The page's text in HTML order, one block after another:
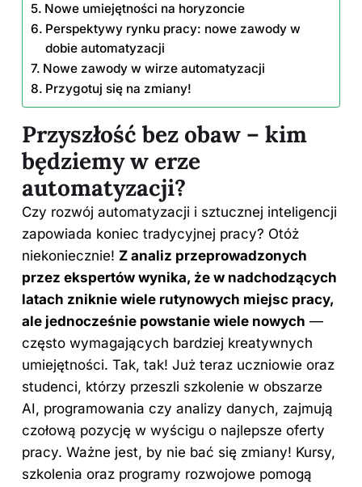
Nowe umiejętności na horyzoncie
Perspektywy rynku pracy: nowe zawody w
dobie automatyzacji
Nowe zawody w wirze automatyzacji
Przygotuj się na zmiany!
Przyszłość bez obaw – kim
będziemy w erze
automatyzacji?
Czy rozwój automatyzacji i sztucznej inteligencji
zapowiada koniec tradycyjnej pracy? Otóż
niekoniecznie! Z analiz przeprowadzonych
przez ekspertów wynika, że w nadchodzących
latach zniknie wiele rutynowych miejsc pracy,
ale jednocześnie powstanie wiele nowych —
często wymagających bardziej kreatywnych
umiejętności. Tak, tak! Już teraz uczniowie oraz
studenci, którzy przeszli szkolenie w obszarze
AI, programowania czy analizy danych, zajmują
czołową pozycję w wyścigu o najlepsze oferty
pracy. Ważne jest, by nie bać się zmiany! Kursy,
szkolenia oraz programy rozwojowe pomogą